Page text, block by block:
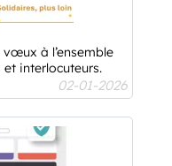
à l’ensemble
interlocuteurs.
02-01-2026